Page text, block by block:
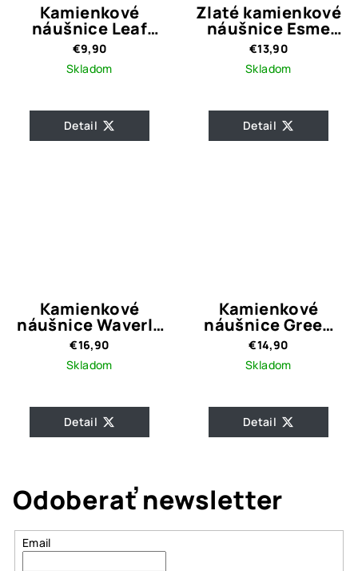
Kamienkové
náušnice Leaf
black
€9,90
Skladom
Detail
Zlaté kamienkové
náušnice Esme
Gold
€13,90
Skladom
Detail
Kamienkové
náušnice Waverly
Gold
€16,90
Skladom
Detail
Kamienkové
náušnice Green
Shiny
€14,90
Skladom
Detail
Odoberať newsletter
Email